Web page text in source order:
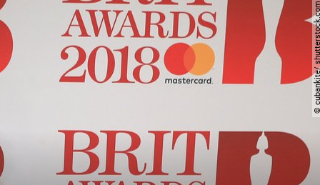
© cubankite/